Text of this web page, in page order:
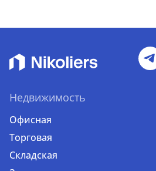
Недвижимость
Офисная
Торговая
Складская